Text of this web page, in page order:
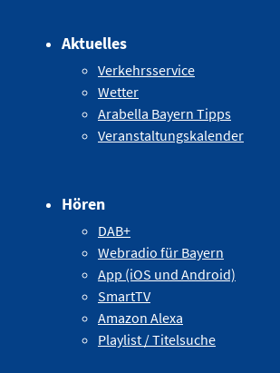
Aktuelles
Verkehrsservice
Wetter
Arabella Bayern Tipps
Veranstaltungskalender
Hören
DAB+
Webradio für Bayern
App (iOS und Android)
SmartTV
Amazon Alexa
Playlist / Titelsuche